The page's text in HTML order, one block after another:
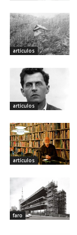
artículos
artículos
artículos
faro